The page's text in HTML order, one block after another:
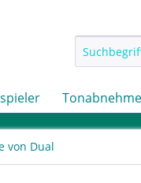
von Dual